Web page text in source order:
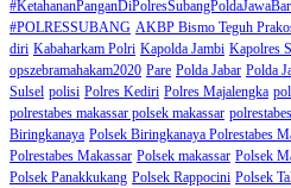
#POLRESSUBANG AKBP Bismo Teguh
diri Kabaharkam Polri Kapolda Jambi Kapolres
opszebramahakam2020 Pare Polda Jabar Polda
Sulsel polisi Polres Kediri Polres Majalengka
polrestabes makassar polsek makassar
Biringkanaya Polsek Biringkanaya Polrestabes
Polrestabes Makassar Polsek makassar Polsek
Polsek Panakkukang Polsek Rappocini Polsek